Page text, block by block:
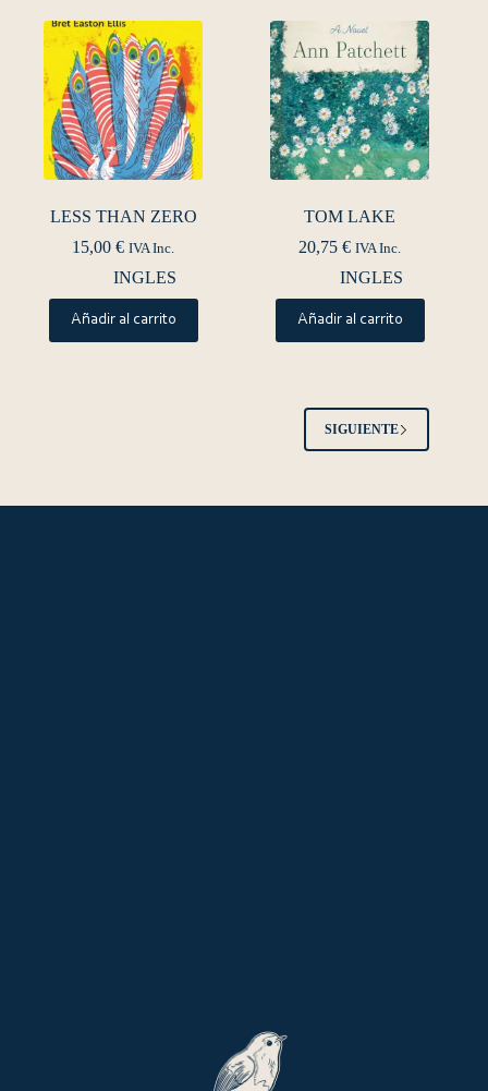
LESS THAN ZERO
15,00€ IVA Inc.
INGLES
Añadir al carrito
TOM LAKE
20,75€ IVA Inc.
INGLES
Añadir al carrito
SIGUIENTE